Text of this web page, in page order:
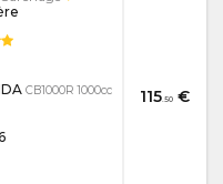
115.50 €
CB1000R 1000cc